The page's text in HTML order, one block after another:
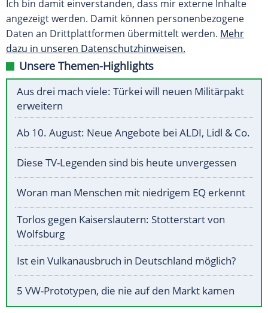
Ich bin damit einverstanden, dass mir externe Inhalte
angezeigt werden. Damit können personenbezogene
Daten an Drittplattformen übermittelt werden. Mehr
dazu in unseren Datenschutzhinweisen.
Unsere Themen-Highlights
Aus drei mach viele: Türkei will neuen Militärpakt
erweitern
Ab 10. August: Neue Angebote bei ALDI, Lidl & Co.
Diese TV-Legenden sind bis heute unvergessen
Woran man Menschen mit niedrigem EQ erkennt
Torlos gegen Kaiserslautern: Stotterstart von
Wolfsburg
Ist ein Vulkanausbruch in Deutschland möglich?
5 VW-Prototypen, die nie auf den Markt kamen